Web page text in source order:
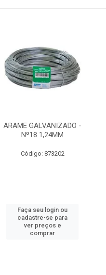
ARAME GALVANIZADO -
Nº18 1,24MM
Código: 873202
Faça seu login ou
cadastre-se para
ver preços e
comprar